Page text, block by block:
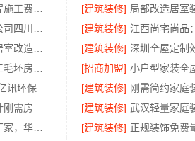
[建筑装修]
[建筑装修]
[建筑装修]
[招商加盟]
[建筑装修]
[建筑装修]
[建筑装修]